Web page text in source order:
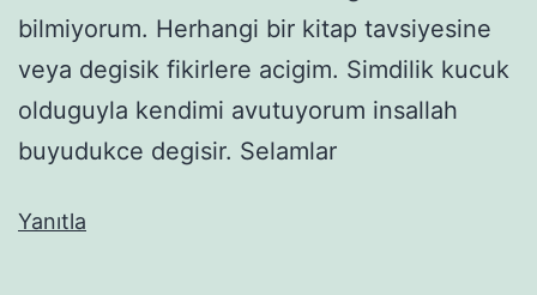
bilmiyorum. Herhangi bir kitap tavsiyesine
veya degisik fikirlere acigim. Simdilik kucuk
olduguyla kendimi avutuyorum insallah
buyudukce degisir. Selamlar
Yanıtla